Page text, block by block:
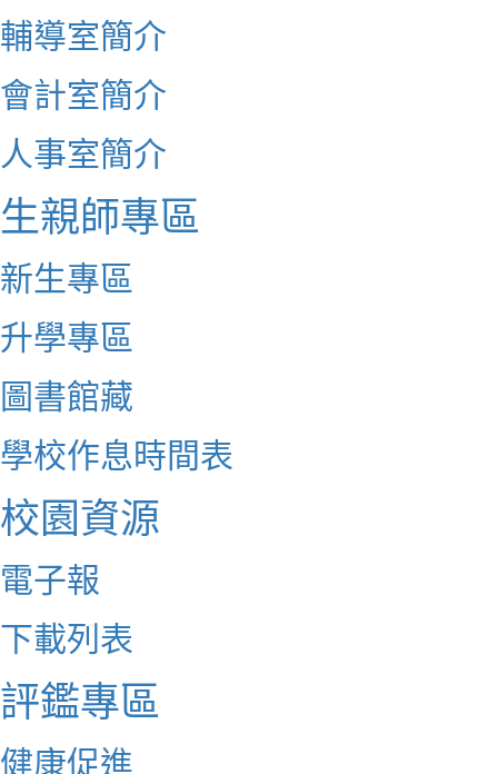
輔導室簡介
會計室簡介
人事室簡介
生親師專區
新生專區
升學專區
圖書館藏
學校作息時間表
校園資源
電子報
下載列表
評鑑專區
健康促進